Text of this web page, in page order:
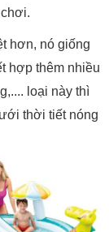
hơn, nó giống
hợp thêm nhiều
loại này thì
thời tiết nóng